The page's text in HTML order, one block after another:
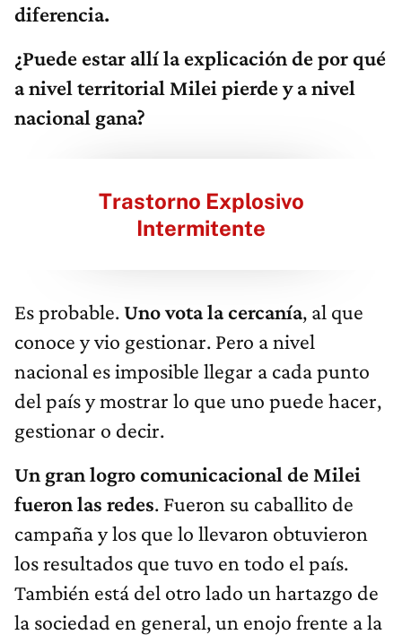
diferencia.
¿Puede estar allí la explicación de por qué
a nivel territorial Milei pierde y a nivel
nacional gana?
Trastorno Explosivo
Intermitente
Es probable.Uno vota la cercanía, al que
conoce y vio gestionar. Pero a nivel
nacional es imposible llegar a cada punto
del país y mostrar lo que uno puede hacer,
gestionar o decir.
Un gran logro comunicacional de Milei
fueron las redes. Fueron su caballito de
campaña y los que lo llevaron obtuvieron
los resultados que tuvo en todo el país.
También está del otro lado un hartazgo de
la sociedad en general, un enojo frente a la